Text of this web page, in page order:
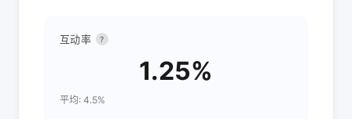
互动率 ?
1.25%
平均: 4.5%